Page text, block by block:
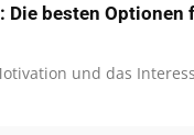
besten
und das